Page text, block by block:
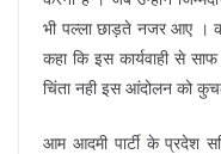
भी पल्ला छाड़ते नजर आए ।
कहा कि इस कार्यवाही से
चिंता नही इस आंदोलन को
आम आदमी पार्टी के प्रदेश